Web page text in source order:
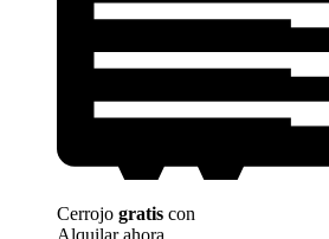
Cerrojo gratis con